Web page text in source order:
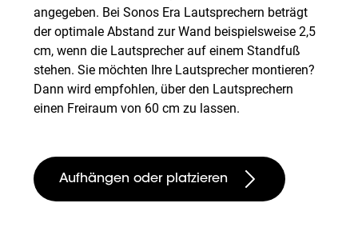
angegeben. Bei Sonos Era Lautsprechern beträgt
der optimale Abstand zur Wand beispielsweise 2,5
cm, wenn die Lautsprecher auf einem Standfuß
stehen. Sie möchten Ihre Lautsprecher montieren?
Dann wird empfohlen, über den Lautsprechern
einen Freiraum von 60 cm zu lassen.
Aufhängen oder platzieren